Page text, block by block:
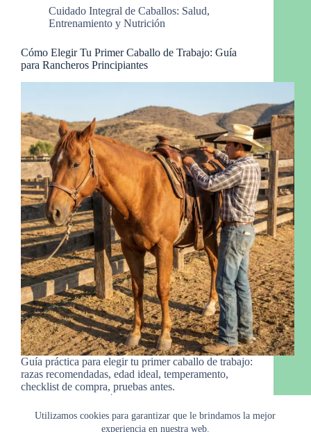
Utilizamos cookies para garantizar que le brindamos la mejor
experiencia en nuestra web.
Cuidado Integral de Caballos: Salud,
Entrenamiento y Nutrición
Cómo Elegir Tu Primer Caballo de Trabajo: Guía
para Rancheros Principiantes
Guía práctica para elegir tu primer caballo de trabajo:
razas recomendadas, edad ideal, temperamento,
checklist de compra, pruebas antes.